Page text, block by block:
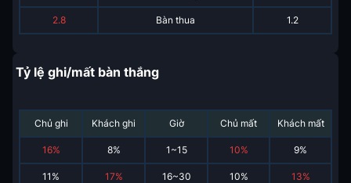
2.8 Bàn thua 1.2
Tỷ lệ ghi/mất bàn thắng
Chủ ghi Khách ghi Giờ Chủ mất Khách mất
16% 8% 1~15 10% 9%
11 % 17% 16~30 10% 13%